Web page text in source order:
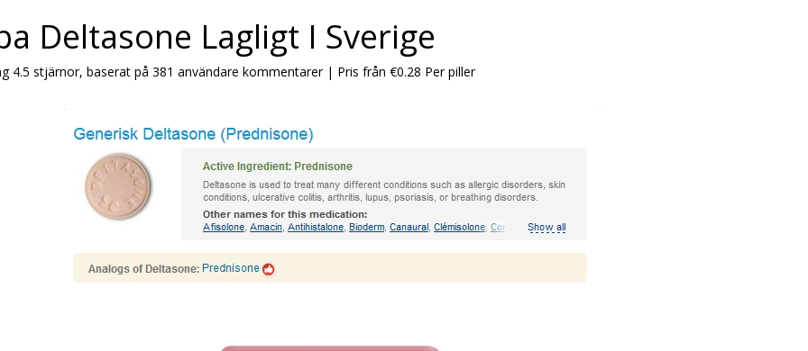
Deltasone Lagligt I Sverige
4.5 stjärnor, baserat på 381 användare kommentarer| Pris från €0.28 Per piller